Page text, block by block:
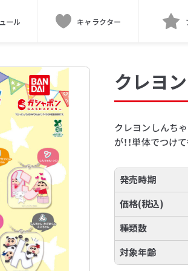
ール キャラクター
クレヨ
クレヨンしんち
が！！単体でつけ
発売時期
価格(税込)
種類数
対象年齢